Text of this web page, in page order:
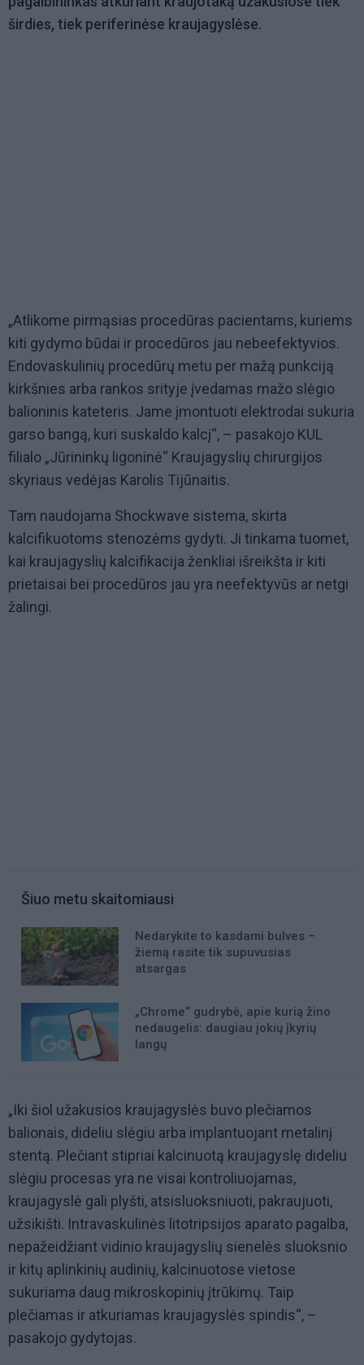
širdies, tiek periferinėse kraujagyslėse.
„Atlikome pirmąsias procedūras pacientams, kuriems
kiti gydymo būdai ir procedūros jau nebeefektyvios.
Endovaskulinių procedūrų metu per mažą punkciją
kirkšnies arba rankos srityje įvedamas mažo slėgio
balioninis kateteris. Jame įmontuoti elektrodai sukuria
garso bangą, kuri suskaldo kalcį“, – pasakojo KUL
filialo „Jūrininkų ligoninė“ Kraujagyslių chirurgijos
skyriaus vedėjas Karolis Tijūnaitis.
Tam naudojama Shockwave sistema, skirta
kalcifikuotoms stenozėms gydyti. Ji tinkama tuomet,
kai kraujagyslių kalcifikacija ženkliai išreikšta ir kiti
prietaisai bei procedūros jau yra neefektyvūs ar netgi
žalingi.
Šiuo metu skaitomiausi
Nedarykite to kasdami bulves –
žiemą rasite tik supuvusias
atsargas
„Chrome“ gudrybė, apie kurią žino
nedaugelis: daugiau jokių įkyrių
langų
„Iki šiol užakusios kraujagyslės buvo plečiamos
balionais, dideliu slėgiu arba implantuojant metalinį
stentą. Plečiant stipriai kalcinuotą kraujagyslę dideliu
slėgiu procesas yra ne visai kontroliuojamas,
kraujagyslė gali plyšti, atsisluoksniuoti, pakraujuoti,
užsikišti. Intravaskulinės litotripsijos aparato pagalba,
nepažeidžiant vidinio kraujagyslių sienelės sluoksnio
ir kitų aplinkinių audinių, kalcinuotose vietose
sukuriama daug mikroskopinių įtrūkimų. Taip
plečiamas ir atkuriamas kraujagyslės spindis“, –
pasakojo gydytojas.